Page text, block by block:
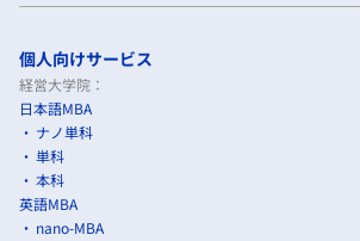
個人向けサービス
経営大学院：
日本語MBA
ナノ単科
単科
本科
英語MBA
nano-MBA